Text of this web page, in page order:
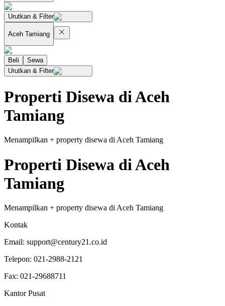
Urutkan & Filter
Aceh Tamiang
Beli
Sewa
Urutkan & Filter
Properti Disewa diAceh
Tamiang
Menampilkan + property disewa di Aceh Tamiang
Properti Disewa diAceh
Tamiang
Menampilkan + property disewa di Aceh Tamiang
Kontak
Email: support@century21.co.id
Telepon: 021-2988-2121
Fax: 021-29688711
Kantor Pusat